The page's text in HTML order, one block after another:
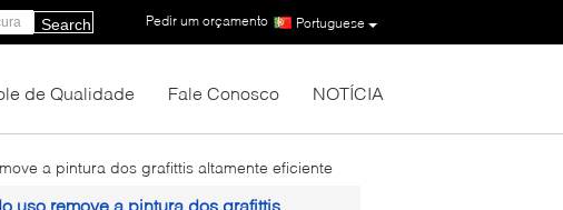
Portuguese
Pedir um orçamento |
Search
de Qualidade Fale Conosco NOTÍCIA
a pintura dos grafittis altamente eficiente
uso remove a pintura dos grafittis